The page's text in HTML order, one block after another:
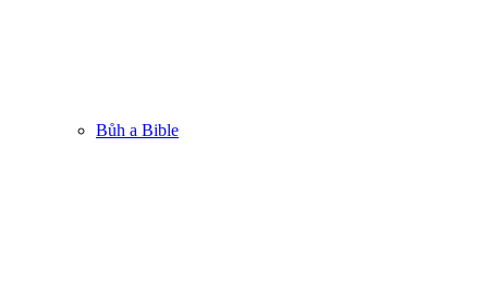
Bůh a Bible